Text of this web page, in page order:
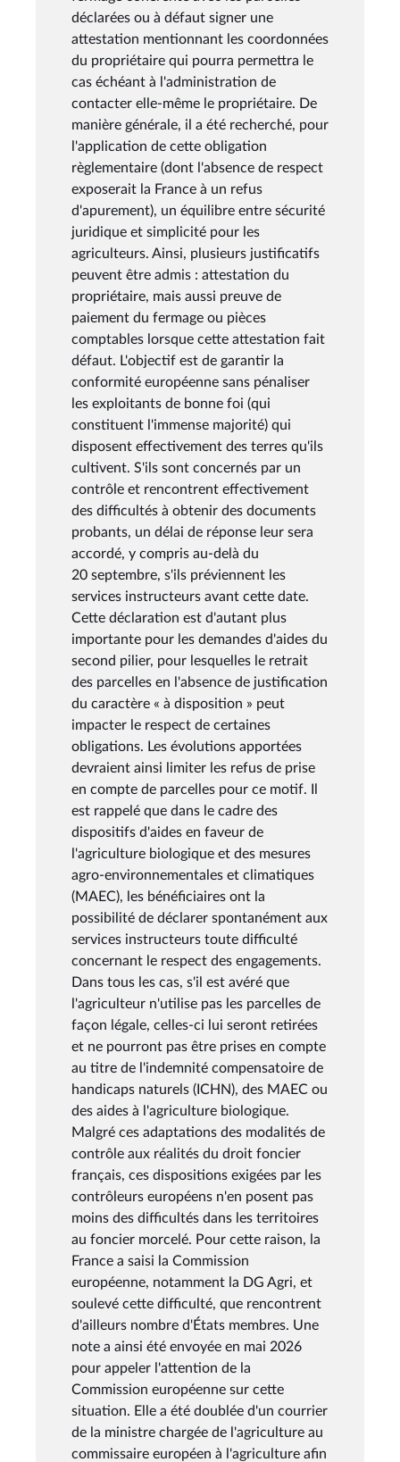
déclarées ou à défaut signer une
attestation mentionnant les coordonnées
du propriétaire qui pourra permettra le
cas échéant à l'administration de
contacter elle-même le propriétaire. De
manière générale, il a été recherché, pour
l'application de cette obligation
règlementaire (dont l'absence de respect
exposerait la France à un refus
d'apurement), un équilibre entre sécurité
juridique et simplicité pour les
agriculteurs. Ainsi, plusieurs justificatifs
peuvent être admis : attestation du
propriétaire, mais aussi preuve de
paiement du fermage ou pièces
comptables lorsque cette attestation fait
défaut. L'objectif est de garantir la
conformité européenne sans pénaliser
les exploitants de bonne foi (qui
constituent l'immense majorité) qui
disposent effectivement des terres qu'ils
cultivent. S'ils sont concernés par un
contrôle et rencontrent effectivement
des difficultés à obtenir des documents
probants, un délai de réponse leur sera
accordé, y compris au-delà du
20 septembre, s'ils préviennent les
services instructeurs avant cette date.
Cette déclaration est d'autant plus
importante pour les demandes d'aides du
second pilier, pour lesquelles le retrait
des parcelles en l'absence de justification
du caractère « à disposition » peut
impacter le respect de certaines
obligations. Les évolutions apportées
devraient ainsi limiter les refus de prise
en compte de parcelles pour ce motif. Il
est rappelé que dans le cadre des
dispositifs d'aides en faveur de
l'agriculture biologique et des mesures
agro-environnementales et climatiques
(MAEC), les bénéficiaires ont la
possibilité de déclarer spontanément aux
services instructeurs toute difficulté
concernant le respect des engagements.
Dans tous les cas, s'il est avéré que
l'agriculteur n'utilise pas les parcelles de
façon légale, celles-ci lui seront retirées
et ne pourront pas être prises en compte
au titre de l'indemnité compensatoire de
handicaps naturels (ICHN), des MAEC ou
des aides à l'agriculture biologique.
Malgré ces adaptations des modalités de
contrôle aux réalités du droit foncier
français, ces dispositions exigées par les
contrôleurs européens n'en posent pas
moins des difficultés dans les territoires
au foncier morcelé. Pour cette raison, la
France a saisi la Commission
européenne, notamment la DG Agri, et
soulevé cette difficulté, que rencontrent
d'ailleurs nombre d'États membres. Une
note a ainsi été envoyée en mai 2026
pour appeler l'attention de la
Commission européenne sur cette
situation. Elle a été doublée d'un courrier
de la ministre chargée de l'agriculture au
commissaire européen à l'agriculture afin